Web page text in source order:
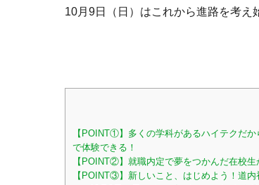
10月9日（日）はこれから進路を考え
【POINT①】多くの学科があるハイテクだ
で体験できる！
【POINT②】就職内定で夢をつかんだ在校
【POINT③】新しいこと、はじめよう！道